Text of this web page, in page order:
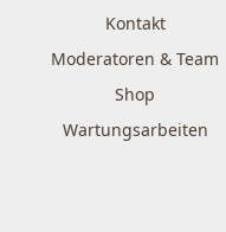
Kontakt
Moderatoren & Team
Shop
Wartungsarbeiten